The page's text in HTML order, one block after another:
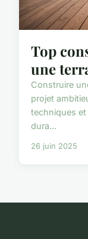
Top
une
Construire
projet
techniques
dura...
26 juin 2025